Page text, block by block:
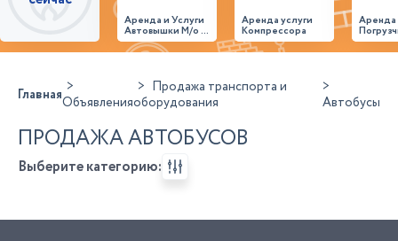
Аренда и Услуги
Автовышки М/о г.
Домодедово
26,28,32 место
Аренда услуги
Компрессора
ГлавнаяОбъявления
Продажа транспорта и
оборудования
Автобусы
ПРОДАЖА АВТОБУСОВ
Выберите категорию: